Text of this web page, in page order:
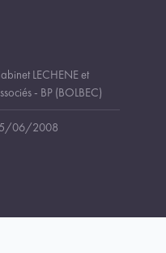
LECHENE et
- BP (BOLBEC)
06/2008